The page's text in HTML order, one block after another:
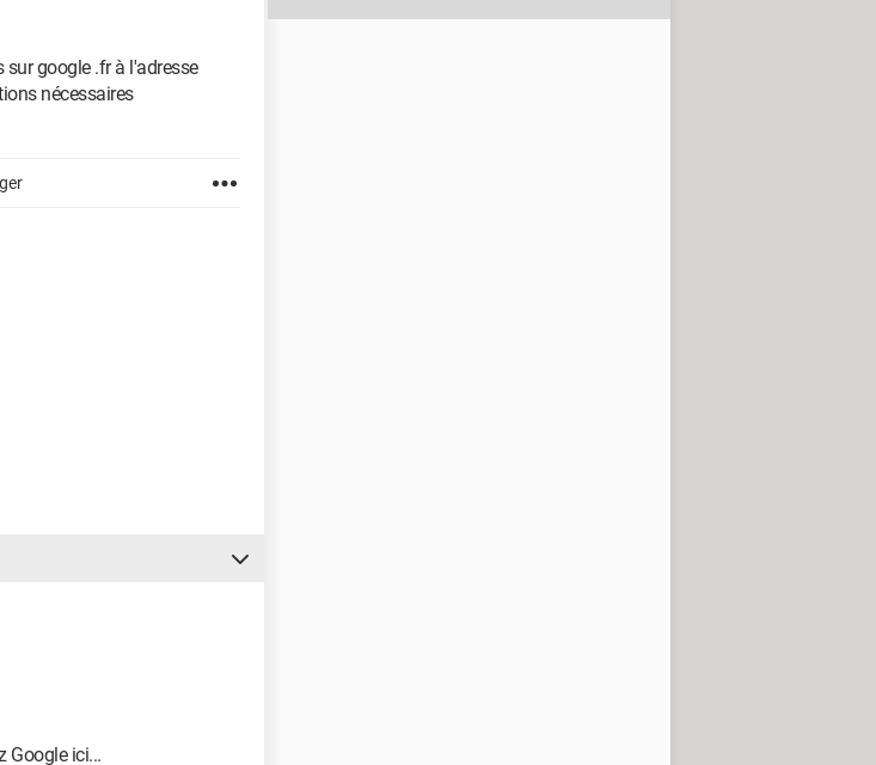
google .fr à l'adresse
nécessaires
Google ici...